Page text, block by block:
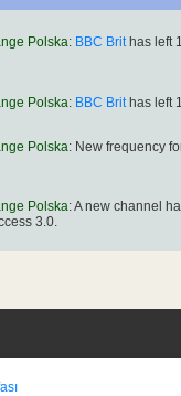
Polska: BBC Brithas left
Polska: BBC Brit has left
Polska: New frequency
Polska: A new channel
3.0.